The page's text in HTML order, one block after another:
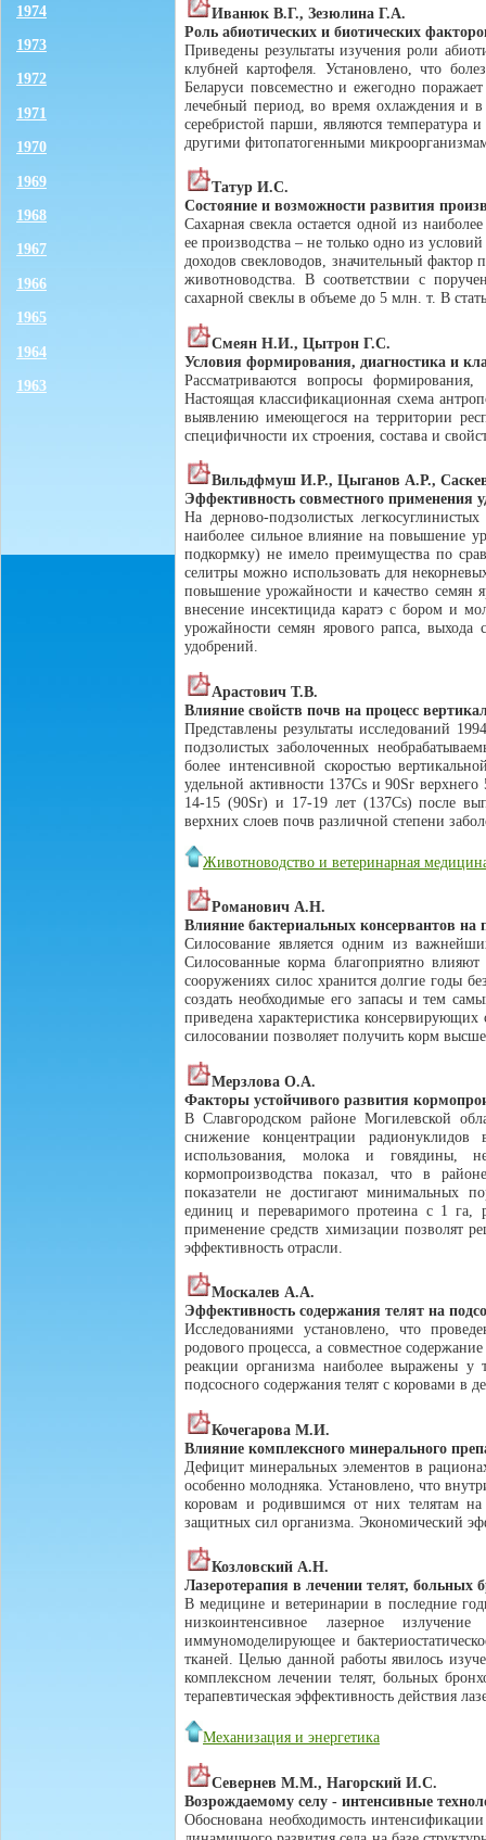
1974
1973
1972
1971
1970
1969
1968
1967
1966
1965
1964
1963
Иванюк В.Г., Зезюлина Г.А.
Роль абиотических и биотических
Приведены результаты изучения роли
клубней картофеля. Установлено, что
Беларуси повсеместно и ежегодно
лечебный период, во время охлаждения и
серебристой парши, являются температура
другими фитопатогенными
Татур И.С.
Состояние и возможности развития
Сахарная свекла остается одной из
ее производства – не только одно из
доходов свекловодов, значительный
животноводства. В соответствии с
сахарной свеклы в объеме до 5 млн. т. В
Смеян Н.И., Цытрон Г.С.
Условия формирования, диагностика и
Рассматриваются вопросы
Настоящая классификационная схема
выявлению имеющегося на территории
специфичности их строения, состава и
Вильдфмуш И.Р., Цыганов А.Р.,
Эффективность совместного применения
На дерново-подзолистых
наиболее сильное влияние на повышение
подкормку) не имело преимущества по
селитры можно использовать для
повышение урожайности и качество семян
внесение инсектицида каратэ с бором и
урожайности семян ярового рапса,
удобрений.
Арастович Т.В.
Влияние свойств почв на процесс
Представлены результаты исследований
подзолистых заболоченных
более интенсивной скоростью
удельной активности 137Cs и 90Sr верхнего
14-15 (90Sr) и 17-19 лет (137Cs) после
верхних слоев почв различной степени
Животноводство и ветеринарная
Романович А.Н.
Влияние бактериальных консервантов на
Силосование является одним из
Силосованные корма благоприятно
сооружениях силос хранится долгие годы
создать необходимые его запасы и тем
приведена характеристика
силосовании позволяет получить корм
Мерзлова О.А.
Факторы устойчивого развития
В Славгородском районе Могилевской
снижение концентрации радионуклидов
использования, молока и говядины,
кормопроизводства показал, что в
показатели не достигают минимальных
единиц и переваримого протеина с 1 га,
применение средств химизации позволят
эффективность отрасли.
Москалев А.А.
Эффективность содержания телят на
Исследованиями установлено, что
родового процесса, а совместное
реакции организма наиболее выражены у
подсосного содержания телят с коровами в
Кочегарова М.И.
Влияние комплексного минерального
Дефицит минеральных элементов в
особенно молодняка. Установлено, что
коровам и родившимся от них телятам
защитных сил организма. Экономический
Козловский А.Н.
Лазеротерапия в лечении телят, больных
В медицине и ветеринарии в последние
низкоинтенсивное лазерное излучение
иммуномоделирующее и
тканей. Целью данной работы явилось
комплексном лечении телят, больных
терапевтическая эффективность действия
Механизация и энергетика
Севернев М.М., Нагорский И.С.
Возрождаемому селу - интенсивные
Обоснована необходимость